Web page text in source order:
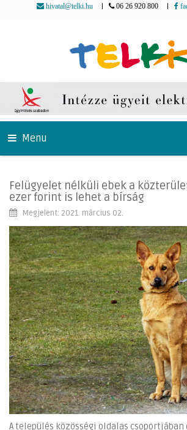
hivatal@telki.hu 06 26 920 800
Menu
Felügyelet nélküli ebek a
ezer forint is lehet a bírság
Megjelent: 2021. március 02.
A település közösségi oldalas csoportjában